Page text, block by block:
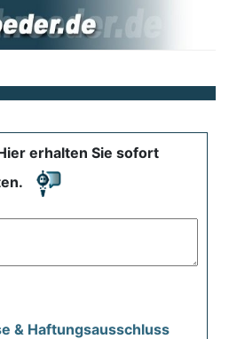
erhalten Sie sofort
& Haftungsausschluss